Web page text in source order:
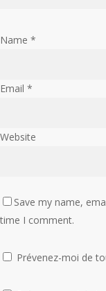
Name *
Email *
Website
Save my name,
time I comment.
Prévenez-moi de